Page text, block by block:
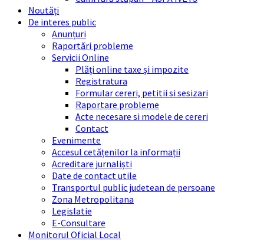
Noutăți
De interes public
Anunțuri
Raportări probleme
Servicii Online
Plăți online taxe și impozite
Registratura
Formular cereri, petitii si sesizari
Raportare probleme
Acte necesare si modele de cereri
Contact
Evenimente
Accesul cetățenilor la informații
Acreditare jurnaliști
Date de contact utile
Transportul public judetean de persoane
Zona Metropolitana
Legislatie
E-Consultare
Monitorul Oficial Local